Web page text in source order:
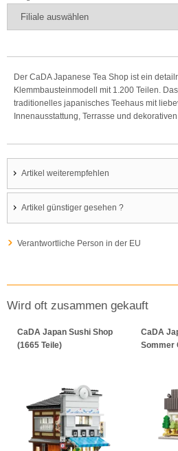
Der CaDA Japanese Tea Shop ist ein
Klemmbausteinmodell mit 1.200 Teilen.
traditionelles japanisches Teehaus mit
Innenausstattung, Terrasse und
Artikel weiterempfehlen
Artikel günstiger gesehen ?
Verantwortliche Person in der EU
Wird oft zusammen gekauft
CaDA Japan Sushi Shop
(1665 Teile)
CaDA
Sommer